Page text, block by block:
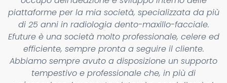
piattaforme per la mia società, specializzata da più
di 25 anni in radiologia dento-maxillo-facciale.
Efuture è una società molto professionale, celere ed
efficiente, sempre pronta a seguire il cliente.
Abbiamo sempre avuto a disposizione un supporto
tempestivo e professionale che, in più di